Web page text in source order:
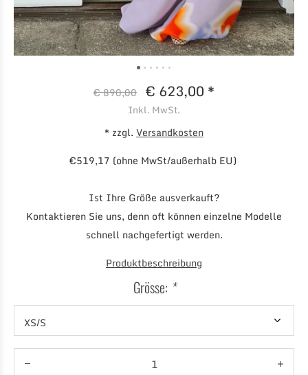
€ 890,00 € 623,00 *
Inkl. MwSt.
* zzgl. Versandkosten
€519,17 (ohne MwSt/außerhalb EU)
Ist Ihre Größe ausverkauft?
Kontaktieren Sie uns, denn oft können einzelne Modelle
schnell nachgefertigt werden.
Produktbeschreibung
Grösse: *